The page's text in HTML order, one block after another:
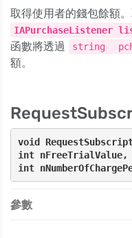
取得使用者的錢包餘額。
IAPurchaseListener
函數將透過 string
額。
void
int nFreeTrialValue,
int
參數